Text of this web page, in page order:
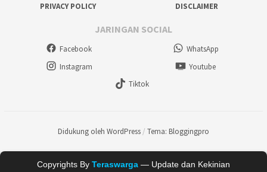
PRIVACY POLICY
DISCLAIMER
JARINGAN SOCIAL
Facebook
WhatsApp
Instagram
Youtube
Tiktok
Didukung oleh WordPress / Tema: Bloggingpro
Copyrights By Teraswarga — Update dan Kekinian